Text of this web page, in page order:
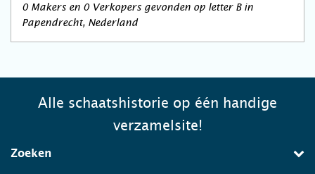
0 Makers en 0 Verkopers gevonden op letter B in
Papendrecht, Nederland
Alle schaatshistorie op één handige
verzamelsite!
Zoeken